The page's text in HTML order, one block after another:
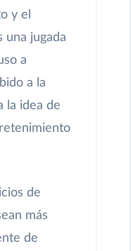
y el
una jugada
a
a la
la idea de
de
más
de